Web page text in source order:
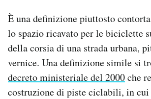
È una definizione piuttosto
lo spazio ricavato per le biciclette
della corsia di una strada urbana,
vernice. Una definizione simile si
decreto ministeriale del 2000che
costruzione di piste ciclabili, in